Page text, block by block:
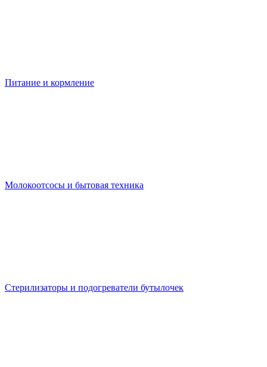
Питание и кормление
Молокоотсосы и бытовая техника
Стерилизаторы и подогреватели бутылочек